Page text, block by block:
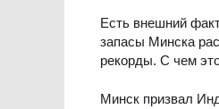
Есть внешний
запасы Минска
рекорды. С чем
Минск призвал